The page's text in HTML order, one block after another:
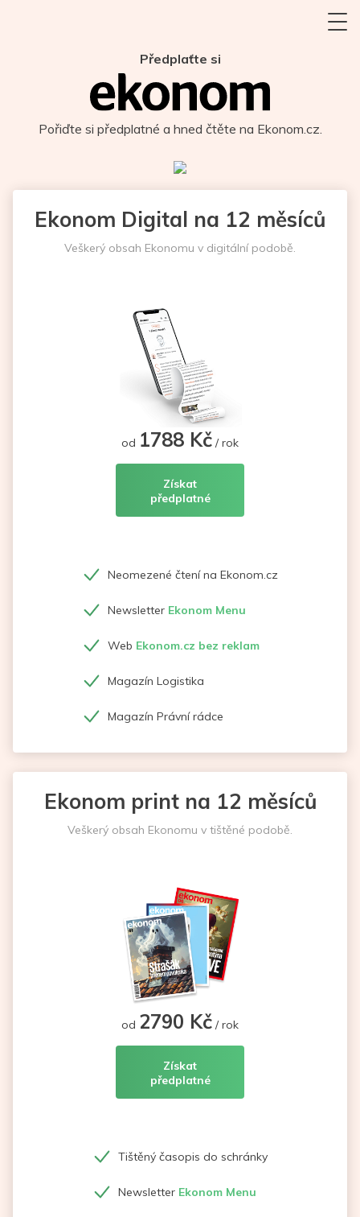
Předplaťte si
Pořiďte si předplatné a hned čtěte na Ekonom.cz.
Ekonom Digital na 12 měsíců
Veškerý obsah Ekonomu v digitální podobě.
od 1788 Kč / rok
Získat
předplatné
Neomezené čtení na Ekonom.cz
Newsletter Ekonom Menu
Web Ekonom.cz bez reklam
Magazín Logistika
Magazín Právní rádce
Ekonom print na 12 měsíců
Veškerý obsah Ekonomu v tištěné podobě.
od 2790 Kč / rok
Získat
předplatné
Tištěný časopis do schránky
Newsletter Ekonom Menu